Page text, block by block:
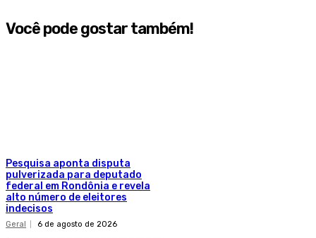
Você pode gostar também!
Pesquisa aponta disputa
pulverizada para deputado
federal em Rondônia e revela
alto número de eleitores
indecisos
Geral 6 de agosto de 2026